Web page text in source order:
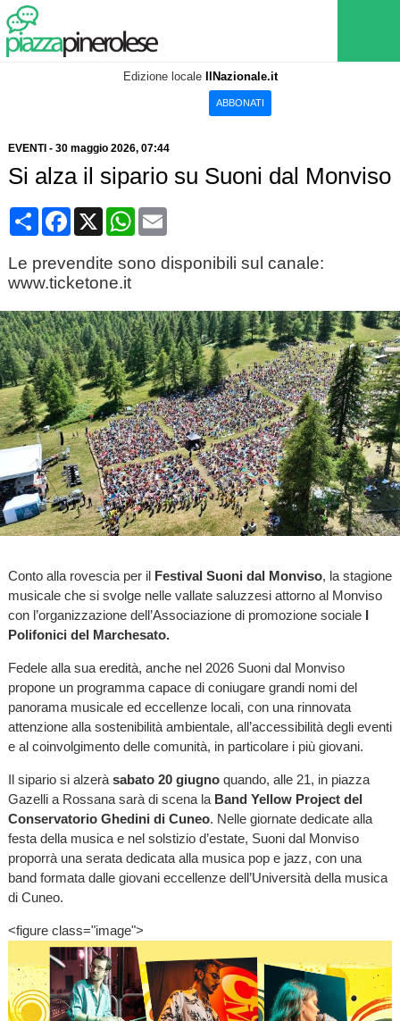
Edizione locale IlNazionale.it
ABBONATI
EVENTI - 30 maggio 2026, 07:44
Si alza il sipario su Suoni dal Monviso
CondividiFacebook
X WhatsApp
Email
Le prevendite sono disponibili sul canale:
www.ticketone.it
Conto alla rovescia per il Festival Suoni dal Monviso, la stagione
musicale che si svolge nelle vallate saluzzesi attorno al Monviso
con l’organizzazione dell’Associazione di promozione socialeI
Polifonici del Marchesato.
Fedele alla sua eredità, anche nel 2026 Suoni dal Monviso
propone un programma capace di coniugare grandi nomi del
panorama musicale ed eccellenze locali, con una rinnovata
attenzione alla sostenibilità ambientale, all’accessibilità degli eventi
e al coinvolgimento delle comunità, in particolare i più giovani.
Il sipario si alzerà sabato 20 giugno quando, alle 21, in piazza
Gazelli a Rossana sarà di scena laBand Yellow Project del
Conservatorio Ghedini di Cuneo. Nelle giornate dedicate alla
festa della musica e nel solstizio d’estate, Suoni dal Monviso
proporrà una serata dedicata alla musica pop e jazz, con una
band formata dalle giovani eccellenze dell’Università della musica
di Cuneo.
<figure class="image">